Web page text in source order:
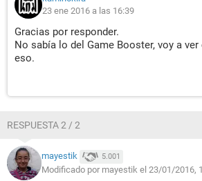
23 ene 2016 a las 16:39
Gracias por responder.
No sabía lo del Game Booster, voy a
eso.
RESPUESTA 2 / 2
mayestik 5.001
Modificado por mayestik el 23/01/2016,